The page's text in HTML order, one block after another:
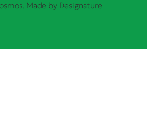
Made by Designature